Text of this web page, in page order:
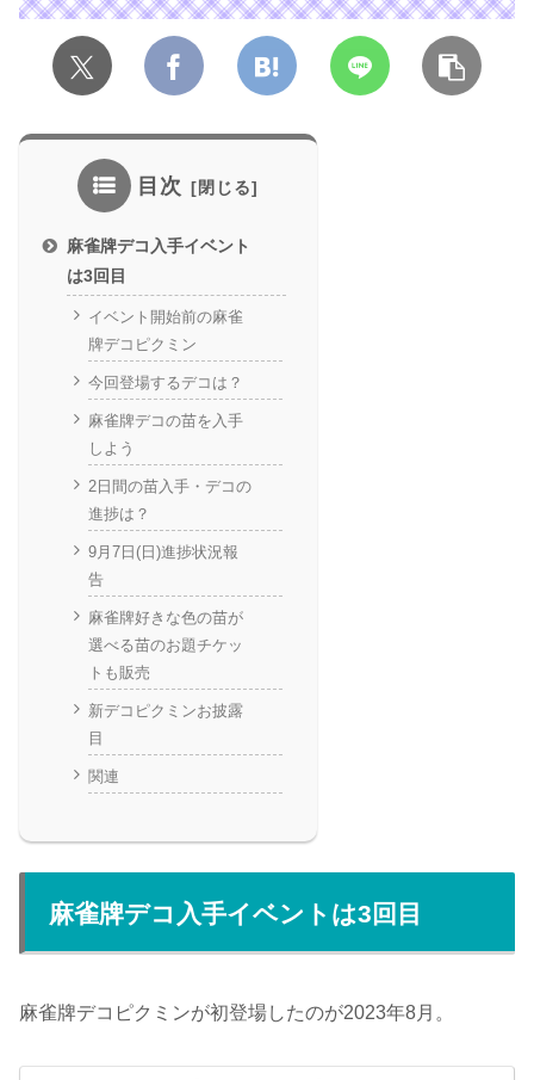
目次
麻雀牌デコ入手イベント
は3回目
イベント開始前の麻雀
牌デコピクミン
今回登場するデコは？
麻雀牌デコの苗を入手
しよう
2日間の苗入手・デコの
進捗は？
9月7日(日)進捗状況報
告
麻雀牌好きな色の苗が
選べる苗のお題チケッ
トも販売
新デコピクミンお披露
目
関連
麻雀牌デコ入手イベントは3回目
麻雀牌デコピクミンが初登場したのが2023年8月。